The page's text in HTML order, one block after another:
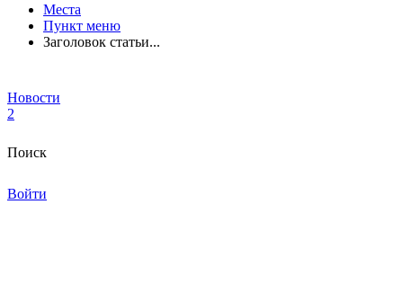
Места
Пункт меню
Заголовок статьи...
Новости
2
Поиск
Войти